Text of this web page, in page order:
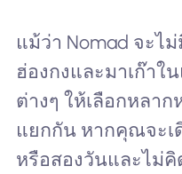
แม้ว่า Nomad จะไ
ฮ่องกงและมาเก๊าใ
ต่างๆ ให้เลือกหลาก
แยกกัน หากคุณจะเ
หรือสองวันและไม่